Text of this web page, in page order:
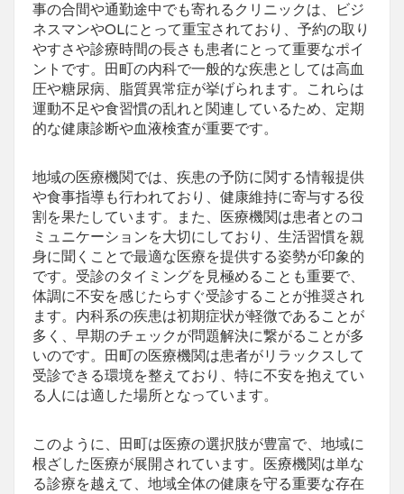
事の合間や通勤途中でも寄れるクリニックは、ビジ
ネスマンやOLにとって重宝されており、予約の取り
やすさや診療時間の長さも患者にとって重要なポイ
ントです。田町の内科で一般的な疾患としては高血
圧や糖尿病、脂質異常症が挙げられます。これらは
運動不足や食習慣の乱れと関連しているため、定期
的な健康診断や血液検査が重要です。
地域の医療機関では、疾患の予防に関する情報提供
や食事指導も行われており、健康維持に寄与する役
割を果たしています。また、医療機関は患者とのコ
ミュニケーションを大切にしており、生活習慣を親
身に聞くことで最適な医療を提供する姿勢が印象的
です。受診のタイミングを見極めることも重要で、
体調に不安を感じたらすぐ受診することが推奨され
ます。内科系の疾患は初期症状が軽微であることが
多く、早期のチェックが問題解決に繋がることが多
いのです。田町の医療機関は患者がリラックスして
受診できる環境を整えており、特に不安を抱えてい
る人には適した場所となっています。
このように、田町は医療の選択肢が豊富で、地域に
根ざした医療が展開されています。医療機関は単な
る診療を越えて、地域全体の健康を守る重要な存在